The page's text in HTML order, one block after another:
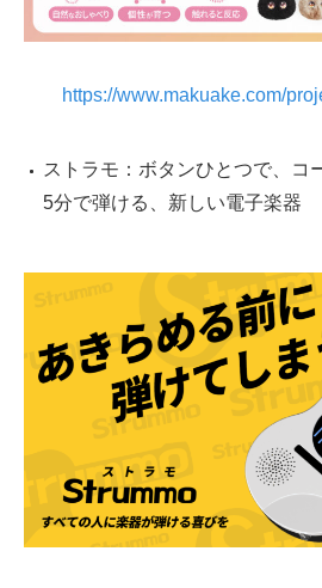
https://www.makuake.com/
ストラモ：ボタンひとつで、コ
5分で弾ける、新しい電子楽器